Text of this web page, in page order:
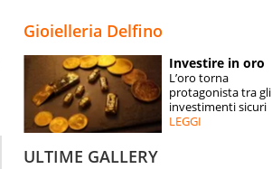
ESPERTI
CONTATTI
Gioielleria Delfino
Investire in oro
L’oro torna
protagonista tra gli
investimenti sicuri
LEGGI
ULTIME GALLERY